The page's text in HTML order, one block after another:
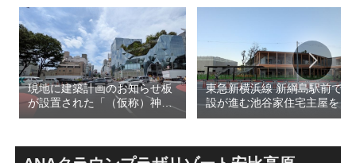
現地に建築計画のお知らせ板
が設置された「（仮称）神宮
前六丁目八角館建替計
SANAA設計で神宮前交差点に
新たな商業施設誕生へ！！
東急新横浜線 新綱島駅前で建
設が進む池谷家住宅主屋を活
用した「新綱島MICCA」！！
による新たな駅前拠点が2026
年秋誕生へ！！